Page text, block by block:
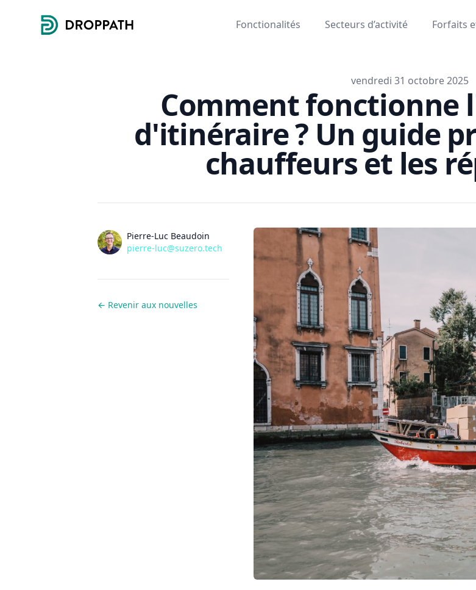
Droppath
Fonctionalités Secteurs d’activité Forfaits
vendredi 31 octobre 2025
Comment fonctionne
d'itinéraire ? Un guide
chauffeurs et les
AuteursPierre-Luc Beaudoin
pierre-luc@suzero.tech
pierre-luc@suzero.tech
← Revenir aux nouvelles